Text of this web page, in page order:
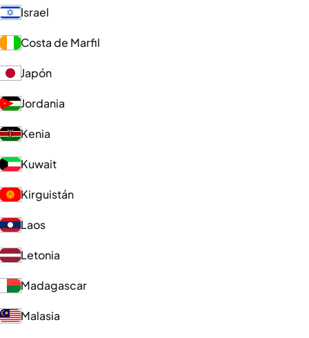
Israel
Costa de Marfil
Japón
Jordania
Kenia
Kuwait
Kirguistán
Laos
Letonia
Madagascar
Malasia